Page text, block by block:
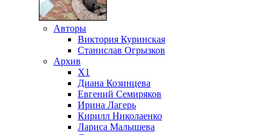
Авторы
Виктория Куринская
Станислав Огрызков
Архив
X1
Диана Козинцева
Евгений Семиряков
Ирина Лагерь
Кирилл Николаенко
Лариса Малышева